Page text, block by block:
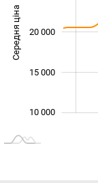
Середня ціна 10 000
10 000
20 000
15 000